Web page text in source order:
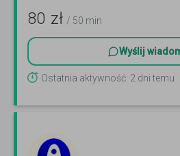
80 zł / 50 min
Wyślij
Ostatnia aktywność: 2 dni temu